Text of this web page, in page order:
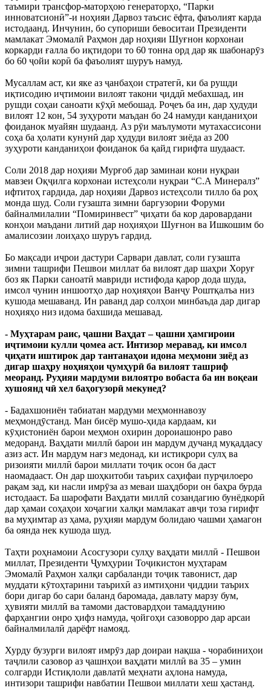
таъмири трансфор-маторҳою генераторҳо, “Парки
инноватсионӣ”-и ноҳияи Дарвоз таъсис ёфта, фаъолият карда
истодаанд. Инчунин, бо супориши бевоситаи Президенти
мамлакат Эмомалӣ Раҳмон дар ноҳияи Шуғнон корхонаи
коркарди ғалла бо иқтидори то 60 тонна орд дар як шабонарӯз
бо 60 ҷойи корӣ ба фаъолият шуруъ намуд.
Мусаллам аст, ки яке аз ҷанбаҳои стратегӣ, ки ба рушди
иқтисодию иҷтимоии вилоят такони ҷиддӣ мебахшад, ин
рушди соҳаи саноати кӯҳӣ мебошад. Роҷеъ ба ин, дар ҳудуди
вилоят 12 кон, 54 зуҳуроти маъдан бо 24 намуди канданиҳои
фоиданок муайян шудаанд. Аз рӯи маълумоти мутахассисони
соҳа ба ҳолати кунунӣ дар ҳудуди вилоят зиёда аз 200
зуҳуроти канданиҳои фоиданок ба қайд гирифта шудааст.
Соли 2018 дар ноҳияи Мурғоб дар заминаи кони нуқраи
мавзеи Оқҷилга корхонаи истеҳсоли нуқраи “С.А Минералз”
ифтитоҳ гардида, дар ноҳияи Дарвоз истеҳсоли тилло ба роҳ
монда шуд. Соли гузашта зимни баргузории Форуми
байналмилалии “Помиринвест” ҷиҳати ба кор даровардани
конҳои маъдани литий дар ноҳияҳои Шуғнон ва Ишкошим бо
амалисозии лоиҳаҳо шуруъ гардид.
Бо мақсади иҷрои дастури Сарвари давлат, соли гузашта
зимни ташрифи Пешвои миллат ба вилоят дар шаҳри Хоруғ
боз як Парки саноатӣ мавриди истифода қарор дода шуда,
имсол чунин иншоотҳо дар ноҳияҳои Ванҷу Роштқалъа низ
кушода мешаванд. Ин раванд дар солҳои минбаъда дар дигар
ноҳияҳо низ идома бахшида мешавад.
- Муҳтарам раис, ҷашни Ваҳдат – ҷашни ҳамгироии
иҷтимоии кулли ҷомеа аст. Интизор меравад, ки имсол
ҷиҳати иштирок дар тантанаҳои идона меҳмони зиёд аз
дигар шаҳру ноҳияҳои ҷумҳурӣ ба вилоят ташриф
меоранд. Руҳияи мардуми вилоятро вобаста ба ин воқеаи
хушоянд чӣ хел баҳогузорӣ мекунед?
- Бадахшониён табиатан мардуми меҳмоннавозу
меҳмондӯстанд. Ман бисёр мушо-ҳида кардаам, ки
кӯҳистониён барои меҳмон охирин дороиашонро раво
медоранд. Ваҳдати миллӣ барои ин мардум дучанд муқаддасу
азиз аст. Ин мардум нағз медонад, ки истиқрори сулҳ ва
ризоияти миллӣ барои миллати тоҷик осон ба даст
наомадааст. Он дар шоҳкитоби таърих саҳифаи пурҷилоеро
рақам зад, ки насли имрӯза аз меваи шаҳдбори он баҳра бурда
истодааст. Ба шарофати Ваҳдати миллӣ созандагию бунёдкорӣ
дар ҳамаи соҳаҳои хоҷагии халқи мамлакат авҷи тоза гирифт
ва муҳимтар аз ҳама, руҳияи мардум болидаю чашми ҳамагон
ба оянда нек кушода шуд.
Таҳти роҳнамоии Асосгузори сулҳу ваҳдати миллӣ - Пешвои
миллат, Президенти Ҷумҳурии Тоҷикистон муҳтарам
Эмомалӣ Раҳмон халқи сарбаланди тоҷик тавонист, дар
муддати кӯтоҳтарини таърихӣ аз имтиҳони ҷиддии таърих
бори дигар бо сари баланд баромада, давлату марзу бум,
ҳувияти миллӣ ва тамоми дастовардҳои тамаддунию
фарҳангии онро ҳифз намуда, ҷойгоҳи сазоворро дар арсаи
байналмилалӣ дарёфт намояд.
Хурду бузурги вилоят имрӯз дар доираи нақша - чорабиниҳои
таҷлили сазовор аз ҷашнҳои ваҳдати миллӣ ва 35 – умин
солгарди Истиқлоли давлатӣ меҳнати аҳлона намуда,
интизори ташрифи навбатии Пешвои миллати хеш ҳастанд.